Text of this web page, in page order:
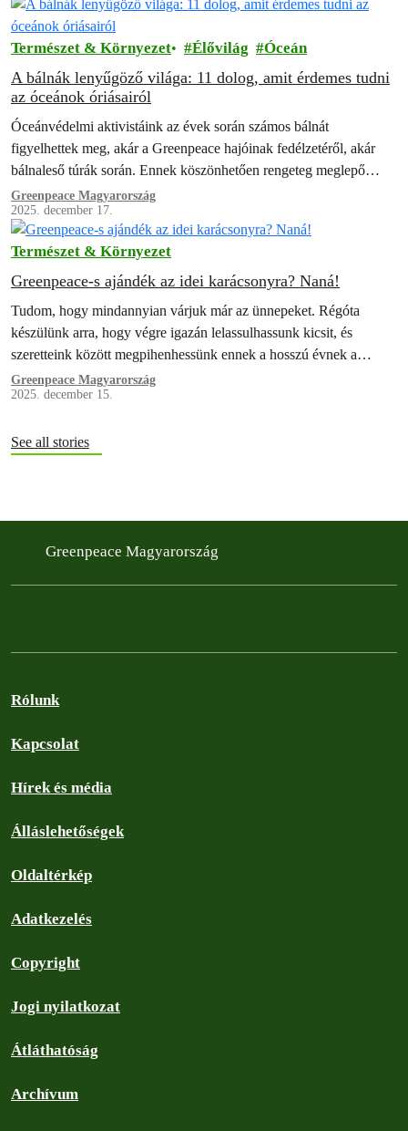
Természet & Környezet Élővilág Óceán
A bálnák lenyűgöző világa: 11 dolog, amit érdemes tudni
az óceánok óriásairól
Óceánvédelmi aktivistáink az évek során számos bálnát
figyelhettek meg, akár a Greenpeace hajóinak fedélzetéről, akár
bálnaleső túrák során. Ennek köszönhetően rengeteg meglepő
dolgot tanultak az óceán óriásairól, ezekből az érdekességekből…
Greenpeace Magyarország
2025. december 17.
Természet & Környezet
Greenpeace-s ajándék az idei karácsonyra? Naná!
Tudom, hogy mindannyian várjuk már az ünnepeket. Régóta
készülünk arra, hogy végre igazán lelassulhassunk kicsit, és
szeretteink között megpihenhessünk ennek a hosszú évnek a
végén. Egy valamit viszont biztosan nem…
Greenpeace Magyarország
2025. december 15.
See all stories
Greenpeace Magyarország
Rólunk
Kapcsolat
Hírek és média
Álláslehetőségek
Oldaltérkép
Adatkezelés
Copyright
Jogi nyilatkozat
Átláthatóság
Archívum